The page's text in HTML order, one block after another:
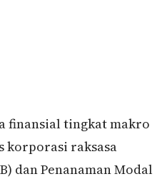
finansial tingkat makro
korporasi raksasa
dan Penanaman Modal